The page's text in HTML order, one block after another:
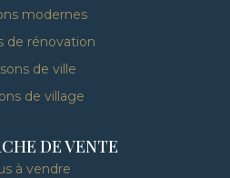
modernes
de rénovation
de ville
de village
DE VENTE
à vendre